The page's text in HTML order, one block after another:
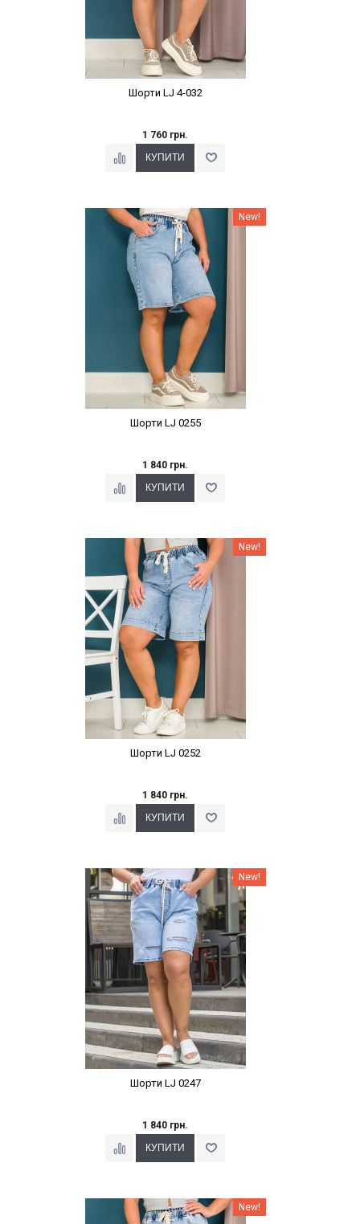
Шорти LJ 4-032
1 760 грн.
Наклейки Варіант з % New!
Шорти LJ 0255
1 840 грн.
Наклейки Варіант з % New!
Шорти LJ 0252
1 840 грн.
Наклейки Варіант з % New!
Шорти LJ 0247
1 840 грн.
Наклейки Варіант з % New!